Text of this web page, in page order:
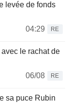
levée de fonds
04:29
RE
le rachat de
06/08
RE
sa puce Rubin